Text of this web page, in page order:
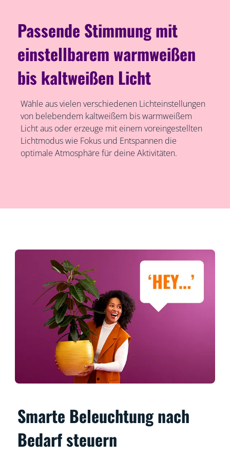
Passende Stimmung mit
einstellbarem warmweißen
bis kaltweißen Licht
Wähle aus vielen verschiedenen Lichteinstellungen
von belebendem kaltweißem bis warmweißem
Licht aus oder erzeuge mit einem voreingestellten
Lichtmodus wie Fokus und Entspannen die
optimale Atmosphäre für deine Aktivitäten.
Smarte Beleuchtung nach
Bedarf steuern